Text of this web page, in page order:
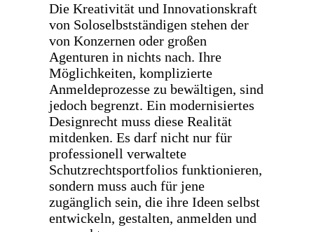
Die Kreativität und Innovationskraft
von Soloselbstständigen stehen der
von Konzernen oder großen
Agenturen in nichts nach. Ihre
Möglichkeiten, komplizierte
Anmeldeprozesse zu bewältigen, sind
jedoch begrenzt. Ein modernisiertes
Designrecht muss diese Realität
mitdenken. Es darf nicht nur für
professionell verwaltete
Schutzrechtsportfolios funktionieren,
sondern muss auch für jene
zugänglich sein, die ihre Ideen selbst
entwickeln, gestalten, anmelden und